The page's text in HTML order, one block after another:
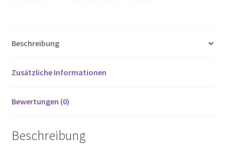
o
k
er
Beschreibung
Zusätzliche Informationen
Bewertungen (0)
Beschreibung